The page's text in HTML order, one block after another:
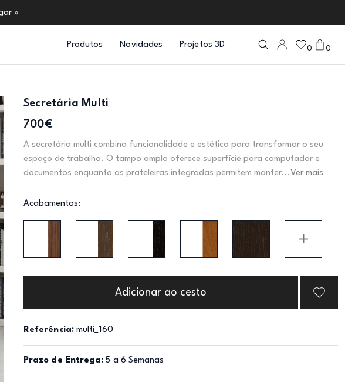
»
Produtos Novidades Projetos 3D 0 0
Secretária Multi
700€
A secretária multi combina funcionalidade e estética para transformar o seu
espaço de trabalho. O tampo amplo oferece superfície para computador e
documentos enquanto as prateleiras integradas permitem manter... Ver mais
Acabamentos:
Adicionar ao cesto
Referência: multi_160
Prazo de Entrega: 5 a 6 Semanas